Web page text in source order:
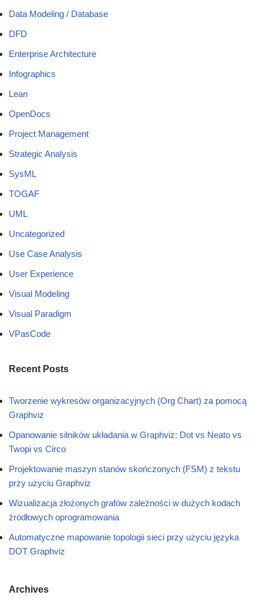
Data Modeling / Database
DFD
Enterprise Architecture
Infographics
Lean
OpenDocs
Project Management
Strategic Analysis
SysML
TOGAF
UML
Uncategorized
Use Case Analysis
User Experience
Visual Modeling
Visual Paradigm
VPasCode
Recent Posts
Tworzenie wykresów organizacyjnych (Org Chart) za pomocą
Graphviz
Opanowanie silników układania w Graphviz: Dot vs Neato vs
Twopi vs Circo
Projektowanie maszyn stanów skończonych (FSM) z tekstu
przy użyciu Graphviz
Wizualizacja złożonych grafów zależności w dużych kodach
źródłowych oprogramowania
Automatyczne mapowanie topologii sieci przy użyciu języka
DOT Graphviz
Archives